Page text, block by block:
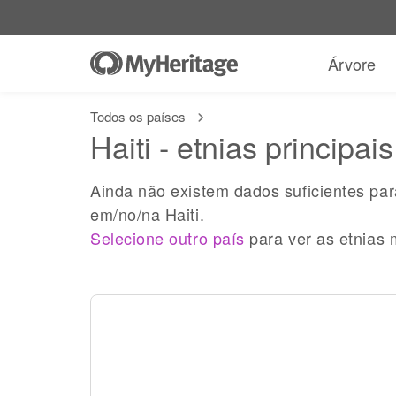
Árvore
Todos os países
Haiti - etnias principais
Ainda não existem dados suficientes
em/no/na Haiti.
Selecione outro país para ver as etnias